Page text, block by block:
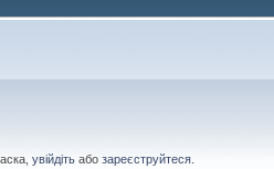
увійдіть абозареєструйтеся